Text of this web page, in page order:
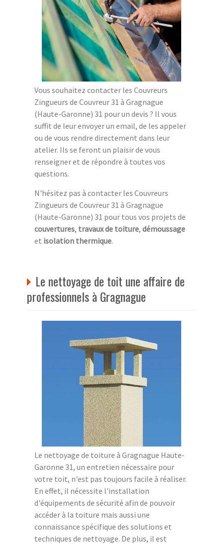
Vous souhaitez contacter les Couvreurs
Zingueurs de Couvreur 31 à Gragnague
(Haute-Garonne) 31 pour un devis ? Il vous
suffit de leur envoyer un email, de les appeler
ou de vous rendre directement dans leur
atelier. Ils se feront un plaisir de vous
renseigner et de répondre à toutes vos
questions.
N'hésitez pas à contacter les Couvreurs
Zingueurs de Couvreur 31 à Gragnague
(Haute-Garonne) 31 pour tous vos projets de
couvertures, travaux de toiture, démoussage
et isolation thermique.
Le nettoyage de toit une affaire de
professionnels à Gragnague
Le nettoyage de toiture à Gragnague Haute-
Garonne 31, un entretien nécessaire pour
votre toit, n'est pas toujours facile à réaliser.
En effet, il nécessite l'installation
d'équipements de sécurité afin de pouvoir
accéder à la toiture mais aussi une
connaissance spécifique des solutions et
techniques de nettoyage. De plus, il est